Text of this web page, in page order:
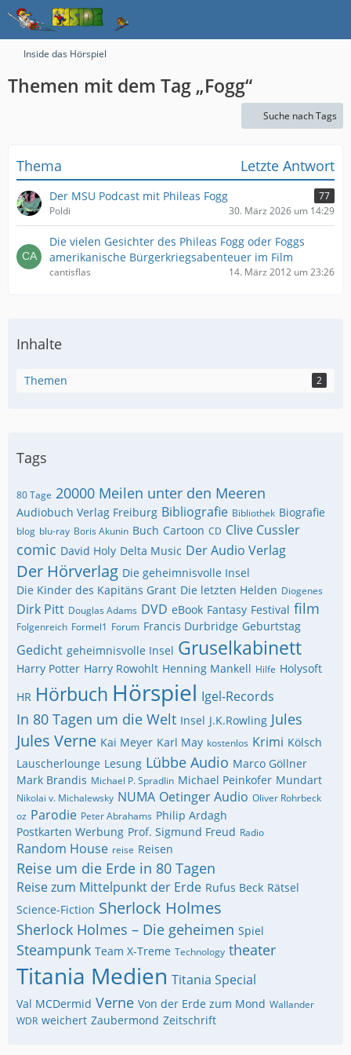
Inside das Hörspiel
Themen mit dem Tag „Fogg“
Suche nach Tags
Thema Letzte Antwort
Der MSU Podcast mit Phileas Fogg
77
Poldi
30. März 2026 um 14:29
Die vielen Gesichter des Phileas Fogg oder Foggs
amerikanische Bürgerkriegsabenteuer im Film
cantisflas 14. März 2012 um 23:26
Inhalte
Themen 2
Tags
80 Tage 20000 Meilen unter den Meeren
Audiobuch Verlag Freiburg Bibliografie Bibliothek Biografie
blog blu-ray Boris Akunin Buch Cartoon CD Clive Cussler
comic David Holy Delta Music Der Audio Verlag
Der Hörverlag Die geheimnisvolle Insel
Die Kinder des Kapitäns Grant Die letzten Helden Diogenes
Dirk Pitt Douglas Adams DVD eBook Fantasy Festival film
Folgenreich Formel1 Forum Francis Durbridge Geburtstag
Gedicht geheimnisvolle Insel Gruselkabinett
Harry Potter Harry Rowohlt Henning Mankell Hilfe Holysoft
HR Hörbuch Hörspiel Igel-Records
In 80 Tagen um die Welt Insel J.K.Rowling Jules
Jules Verne Kai Meyer Karl May kostenlos Krimi Kölsch
Lauscherlounge Lesung Lübbe Audio Marco Göllner
Mark Brandis Michael P. Spradlin Michael Peinkofer Mundart
Nikolai v. Michalewsky NUMA Oetinger Audio Oliver Rohrbeck
oz Parodie Peter Abrahams Philip Ardagh
Postkarten Werbung Prof. Sigmund Freud Radio
Random House reise Reisen
Reise um die Erde in 80 Tagen
Reise zum Mittelpunkt der Erde Rufus Beck Rätsel
Science-Fiction Sherlock Holmes
Sherlock Holmes – Die geheimen Spiel
Steampunk Team X-Treme Technology theater
Titania Medien Titania Special
Val MCDermid Verne Von der Erde zum Mond Wallander
WDR weichert Zaubermond Zeitschrift